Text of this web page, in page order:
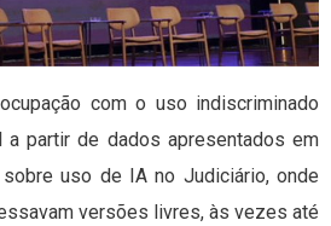
com o uso indiscriminado
a partir de dados apresentados em
uso de IA no Judiciário, onde
versões livres, às vezes até